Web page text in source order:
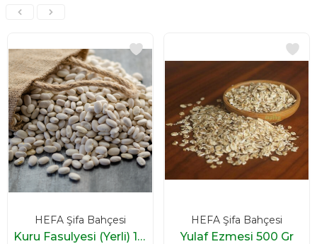
Kuru Fasulyesi (Yerli) 1 Kg
HEFA Şifa Bahçesi
Yulaf Ezmesi 500 Gr
HEFA Şifa Bahçesi